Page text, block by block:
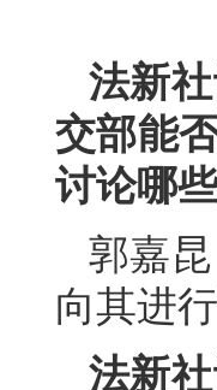
法新
交部能
讨论哪
郭嘉
向其进行
法新